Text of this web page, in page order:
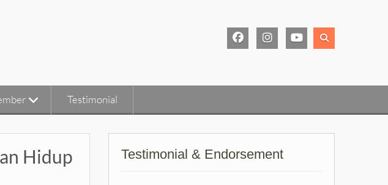
Testimonial
Hidup
Testimonial & Endorsement